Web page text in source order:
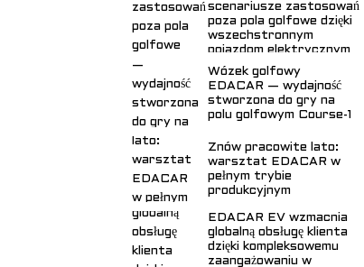
scenariusze zastosowań
poza pola golfowe dzięki
wszechstronnym
pojazdom elektrycznym
Wózek golfowy
EDACAR — wydajność
stworzona do gry na
polu golfowym Course-1
Znów pracowite lato:
warsztat EDACAR w
pełnym trybie
produkcyjnym
EDACAR EV wzmacnia
globalną obsługę klienta
dzięki kompleksowemu
zaangażowaniu w